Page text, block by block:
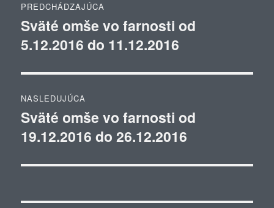
v
článku
PREDCHÁDZAJÚCA
Predchádzajúci
článok:
Sväté omše vo farnosti od
5.12.2016 do 11.12.2016
NASLEDUJÚCA
Ďalší
článok:
Sväté omše vo farnosti od
19.12.2016 do 26.12.2016